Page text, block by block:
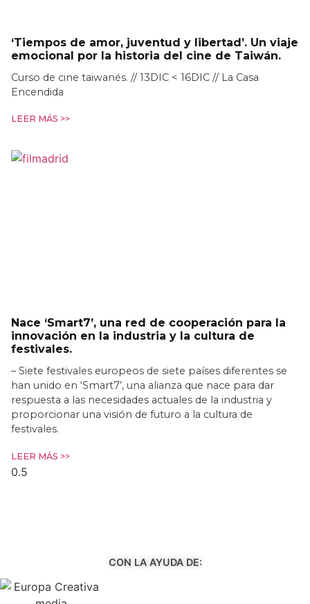
‘Tiempos de amor, juventud y libertad’. Un viaje
emocional por la historia del cine de Taiwán.
Curso de cine taiwanés. // 13DIC < 16DIC // La Casa
Encendida
LEER MÁS >>
Nace ‘Smart7’, una red de cooperación para la
innovación en la industria y la cultura de
festivales.
– Siete festivales europeos de siete países diferentes se
han unido en ‘Smart7’, una alianza que nace para dar
respuesta a las necesidades actuales de la industria y
proporcionar una visión de futuro a la cultura de
festivales.
LEER MÁS >>
CON LA AYUDA DE: